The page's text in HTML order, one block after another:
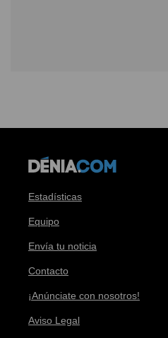
Estadísticas
Equipo
Envía tu noticia
Contacto
¡Anúnciate con nosotros!
Aviso Legal